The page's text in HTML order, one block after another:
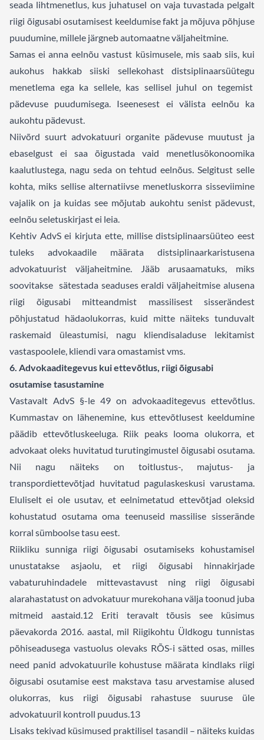
seada lihtmenetlus, kus juhatusel on vaja tuvastada pelgalt
riigi õigusabi osutamisest keeldumise fakt ja mõjuva põhjuse
puudumine, millele järgneb automaatne väljaheitmine.
Samas ei anna eelnõu vastust küsimusele, mis saab siis, kui
aukohus hakkab siiski sellekohast distsiplinaarsüütegu
menetlema ega ka sellele, kas sellisel juhul on tegemist
pädevuse puudumisega. Iseenesest ei välista eelnõu ka
aukohtu pädevust.
Niivõrd suurt advokatuuri organite pädevuse muutust ja
ebaselgust ei saa õigustada vaid menetlusökonoomika
kaalutlustega, nagu seda on tehtud eelnõus. Selgitust selle
kohta, miks sellise alternatiivse menetluskorra sisseviimine
vajalik on ja kuidas see mõjutab aukohtu senist pädevust,
eelnõu seletuskirjast ei leia.
Kehtiv AdvS ei kirjuta ette, millise distsiplinaarsüüteo eest
tuleks advokaadile määrata distsiplinaarkaristusena
advokatuurist väljaheitmine. Jääb arusaamatuks, miks
soovitakse sätestada seaduses eraldi väljaheitmise alusena
riigi õigusabi mitteandmist massilisest sisserändest
põhjustatud hädaolukorras, kuid mitte näiteks tunduvalt
raskemaid üleastumisi, nagu kliendisaladuse lekitamist
vastaspoolele, kliendi vara omastamist vms.
6. Advokaaditegevus kui ettevõtlus, riigi õigusabi
osutamise tasustamine
Vastavalt AdvS §-le 49 on advokaaditegevus ettevõtlus.
Kummastav on lähenemine, kus ettevõtlusest keeldumine
päädib ettevõtluskeeluga. Riik peaks looma olukorra, et
advokaat oleks huvitatud turutingimustel õigusabi osutama.
Nii nagu näiteks on toitlustus-, majutus- ja
transpordiettevõtjad huvitatud pagulaskeskusi varustama.
Eluliselt ei ole usutav, et eelnimetatud ettevõtjad oleksid
kohustatud osutama oma teenuseid massilise sisserände
korral sümboolse tasu eest.
Riikliku sunniga riigi õigusabi osutamiseks kohustamisel
unustatakse asjaolu, et riigi õigusabi hinnakirjade
vabaturuhindadele mittevastavust ning riigi õigusabi
alarahastatust on advokatuur murekohana välja toonud juba
mitmeid aastaid. 12Eriti teravalt tõusis see küsimus
päevakorda 2016. aastal, mil Riigikohtu Üldkogu tunnistas
põhiseadusega vastuolus olevaks RÕS-i sätted osas, milles
need panid advokatuurile kohustuse määrata kindlaks riigi
õigusabi osutamise eest makstava tasu arvestamise alused
olukorras, kus riigi õigusabi rahastuse suuruse üle
advokatuuril kontroll puudus. 13
Lisaks tekivad küsimused praktilisel tasandil – näiteks kuidas